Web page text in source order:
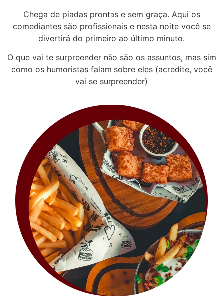
Chega de piadas prontas e sem graça. Aqui os
comediantes são profissionais e nesta noite você se
divertirá do primeiro ao último minuto.
O que vai te surpreender não são os assuntos, mas sim
como os humoristas falam sobre eles (acredite, você
vai se surpreender)